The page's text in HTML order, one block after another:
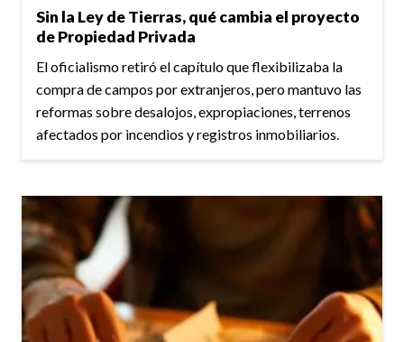
Sin la Ley de Tierras, qué cambia el proyecto
de Propiedad Privada
El oficialismo retiró el capítulo que flexibilizaba la
compra de campos por extranjeros, pero mantuvo las
reformas sobre desalojos, expropiaciones, terrenos
afectados por incendios y registros inmobiliarios.